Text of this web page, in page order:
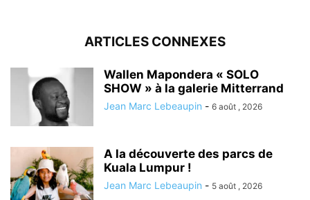
ARTICLES CONNEXES
Wallen Mapondera « SOLO
SHOW » à la galerie Mitterrand
Jean Marc Lebeaupin - 6 août , 2026
A la découverte des parcs de
Kuala Lumpur !
Jean Marc Lebeaupin - 5 août , 2026